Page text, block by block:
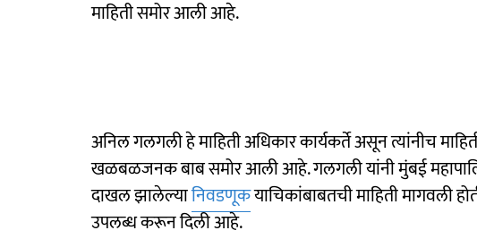
माहिती समोर आली आहे.
अनिल गलगली हे माहिती अधिकार कार्यकर्ते असून त्यांनीच
खळबळजनक बाब समोर आली आहे. गलगली यांनी मुंबई
दाखल झालेल्यानिवडणूकयाचिकांबाबतची माहिती मागवली
उपलब्ध करून दिली आहे.